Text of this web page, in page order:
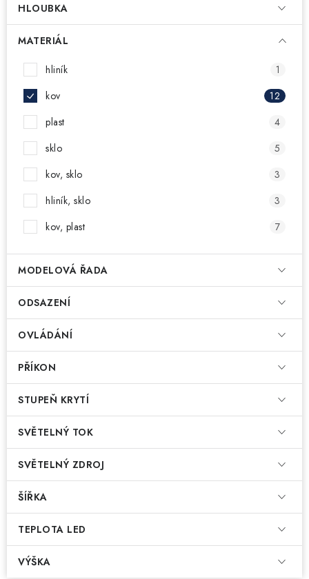
HLOUBKA
MATERIÁL
hliník
1
kov
12
plast
4
sklo
5
kov, sklo
3
hliník, sklo
3
kov, plast
7
MODELOVÁ ŘADA
ODSAZENÍ
OVLÁDÁNÍ
PŘÍKON
STUPEŇ KRYTÍ
SVĚTELNÝ TOK
SVĚTELNÝ ZDROJ
ŠÍŘKA
TEPLOTA LED
VÝŠKA